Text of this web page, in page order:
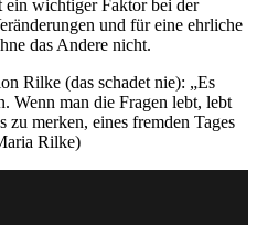
wichtiger Faktor bei der
und für eine ehrliche
das Andere nicht.
Rilke (das schadet nie): „Es
Wenn man die Fragen lebt, lebt
merken, eines fremden Tages
Rilke)